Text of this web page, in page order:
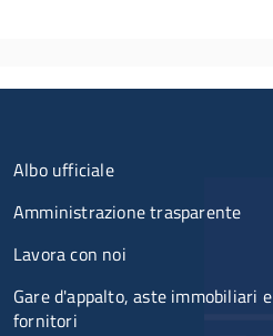
Menu organizzazione
Albo ufficiale
Amministrazione trasparente
Lavora con noi
Gare d'appalto, aste immobiliari e
fornitori